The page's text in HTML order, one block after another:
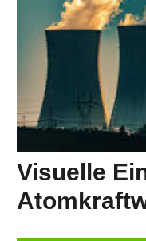
Visuelle